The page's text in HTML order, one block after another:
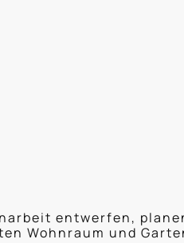
entwerfen,
Wohnraum und